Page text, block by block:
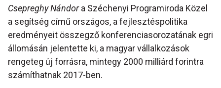
Csepreghy Nándora Széchenyi Programiroda Közel
a segítség című országos, a fejlesztéspolitika
eredményeit összegző konferenciasorozatának egri
állomásán jelentette ki, a magyar vállalkozások
rengeteg új forrásra, mintegy 2000 milliárd forintra
számíthatnak 2017-ben.